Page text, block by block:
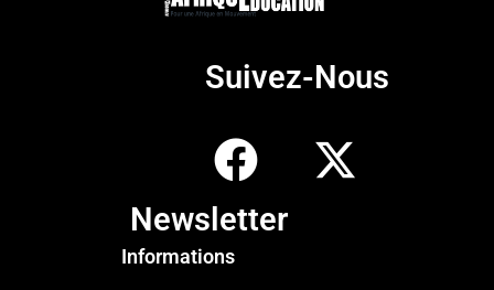
Suivez-Nous
Newsletter
Informations